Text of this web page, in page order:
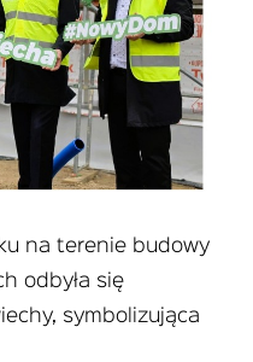
na terenie budowy
odbyła się
symbolizująca